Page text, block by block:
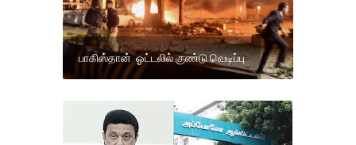
பாகிஸ்தான் ஓட்டலில் குண்டு வெடிப்பு